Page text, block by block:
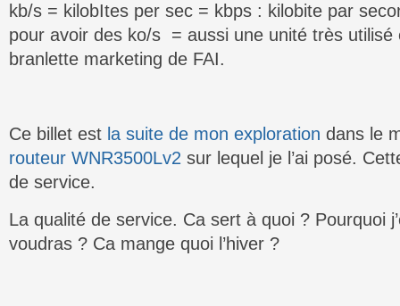
kb/s = kilobItes per sec = kbps : kilobite par
pour avoir des ko/s = aussi une unité très utilisé
branlette marketing de FAI.
Ce billet est la suite de mon exploration dans le
routeur WNR3500Lv2 sur lequel je l’ai posé.
de service.
La qualité de service. Ca sert à quoi ? Pourquoi
voudras ? Ca mange quoi l’hiver ?